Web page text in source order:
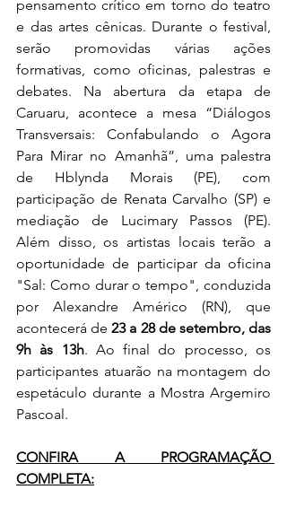
pensamento crítico em torno do teatro
e das artes cênicas. Durante o festival,
serão promovidas várias ações
formativas, como oficinas, palestras e
debates. Na abertura da etapa de
Caruaru, acontece a mesa “Diálogos
Transversais: Confabulando o Agora
Para Mirar no Amanhã”, uma palestra
de Hblynda Morais (PE), com
participação de Renata Carvalho (SP) e
mediação de Lucimary Passos (PE).
Além disso, os artistas locais terão a
oportunidade de participar da oficina
"Sal: Como durar o tempo", conduzida
por Alexandre Américo (RN), que
acontecerá de 23 a 28 de setembro, das
9h às 13h. Ao final do processo, os
participantes atuarão na montagem do
espetáculo durante a Mostra Argemiro
Pascoal.
CONFIRA A PROGRAMAÇÃO
COMPLETA: